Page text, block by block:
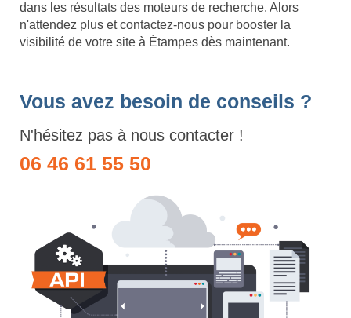
dans les résultats des moteurs de recherche. Alors
n'attendez plus et contactez-nous pour booster la
visibilité de votre site à Étampes dès maintenant.
Vous avez besoin de conseils ?
N'hésitez pas à nous contacter !
06 46 61 55 50